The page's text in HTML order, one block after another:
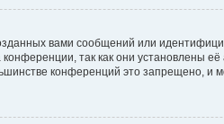
вами сообщений или
так как они установлены
конференций это запрещено, и